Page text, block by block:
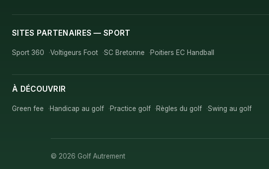
SITES PARTENAIRES — SPORT
Sport 360 Voltigeurs Foot SC Bretonne Poitiers EC Handball
À DÉCOUVRIR
Green fee Handicap au golf Practice golf Règles du golf Swing au golf
© 2026 Golf Autrement